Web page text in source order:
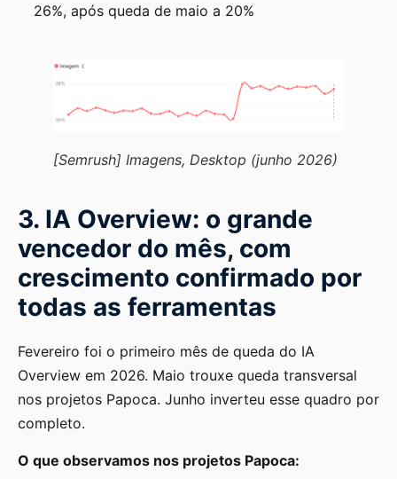
26%, após queda de maio a 20%
[Semrush] Imagens, Desktop (junho 2026)
3. IA Overview: o grande
vencedor do mês, com
crescimento confirmado por
todas as ferramentas
Fevereiro foi o primeiro mês de queda do IA
Overview em 2026. Maio trouxe queda transversal
nos projetos Papoca. Junho inverteu esse quadro por
completo.
O que observamos nos projetos Papoca: